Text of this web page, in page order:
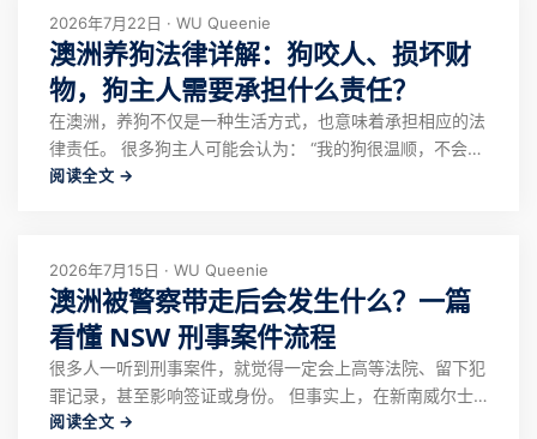
况时，第一反应可能是： “忍一下就过去了。
2026年7月22日 · WU Queenie
澳洲养狗法律详解：狗咬人、损坏财
物，狗主人需要承担什么责任？
在澳洲，养狗不仅是一种生活方式，也意味着承担相应的法
律责任。 很多狗主人可能会认为： “我的狗很温顺，不会攻
击别人。”“它只是想和别人玩。”“没有真的咬伤，就不算违
损失，以及主人是否履行了合理
阅读全文 →
2026年7月15日 · WU Queenie
澳洲被警察带走后会发生什么？一篇
看懂 NSW 刑事案件流程
很多人一听到刑事案件，就觉得一定会上高等法院、留下犯
罪记录，甚至影响签证或身份。 但事实上，在新南威尔士
州（NSW），绝大多数刑事案件都会在 Local Court of
阅读全文 →